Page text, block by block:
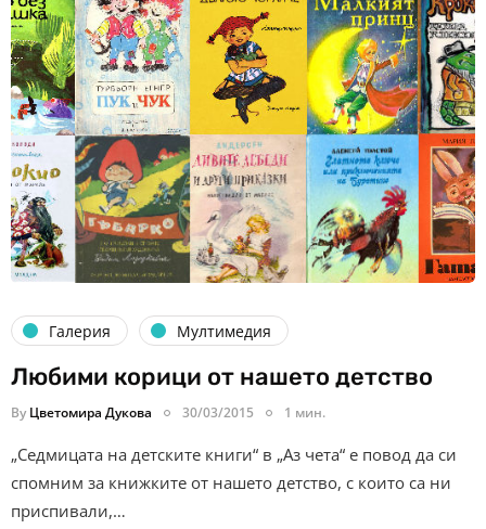
Галерия Мултимедия
Любими корици от нашето детство
By Цветомира Дукова 30/03/2015 1 мин.
„Седмицата на детските книги“ в „Аз чета“ е повод да си
спомним за книжките от нашето детство, с които са ни
приспивали,…